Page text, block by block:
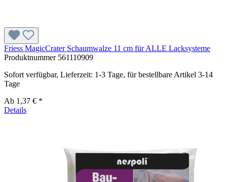
Friess MagicCrater Schaumwalze 11 cm für ALLE Lacksysteme
Produktnummer 561110909
Sofort verfügbar, Lieferzeit: 1-3 Tage, für bestellbare Artikel 3-14
Tage
Ab 1,37 € *
Details